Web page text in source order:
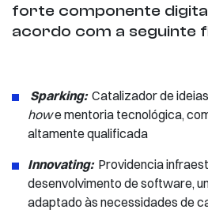
forte componente
acordo com a seguinte
Sparking: ​Catalizador de
howe mentoria tecnológica,
altamente qualificada
Innovating: Providencia
desenvolvimento de software,
adaptado às necessidades de